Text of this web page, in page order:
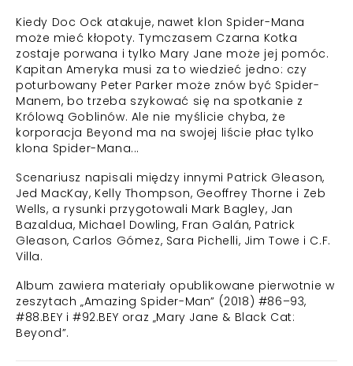
Kiedy Doc Ock atakuje, nawet klon Spider-Mana
może mieć kłopoty. Tymczasem Czarna Kotka
zostaje porwana i tylko Mary Jane może jej pomóc.
Kapitan Ameryka musi za to wiedzieć jedno: czy
poturbowany Peter Parker może znów być Spider-
Manem, bo trzeba szykować się na spotkanie z
Królową Goblinów. Ale nie myślicie chyba, że
korporacja Beyond ma na swojej liście płac tylko
klona Spider-Mana...
Scenariusz napisali między innymi Patrick Gleason,
Jed MacKay, Kelly Thompson, Geoffrey Thorne i Zeb
Wells, a rysunki przygotowali Mark Bagley, Jan
Bazaldua, Michael Dowling, Fran Galán, Patrick
Gleason, Carlos Gómez, Sara Pichelli, Jim Towe i C.F.
Villa.
Album zawiera materiały opublikowane pierwotnie w
zeszytach „Amazing Spider-Man” (2018) #86–93,
#88.BEY i #92.BEY oraz „Mary Jane & Black Cat:
Beyond”.